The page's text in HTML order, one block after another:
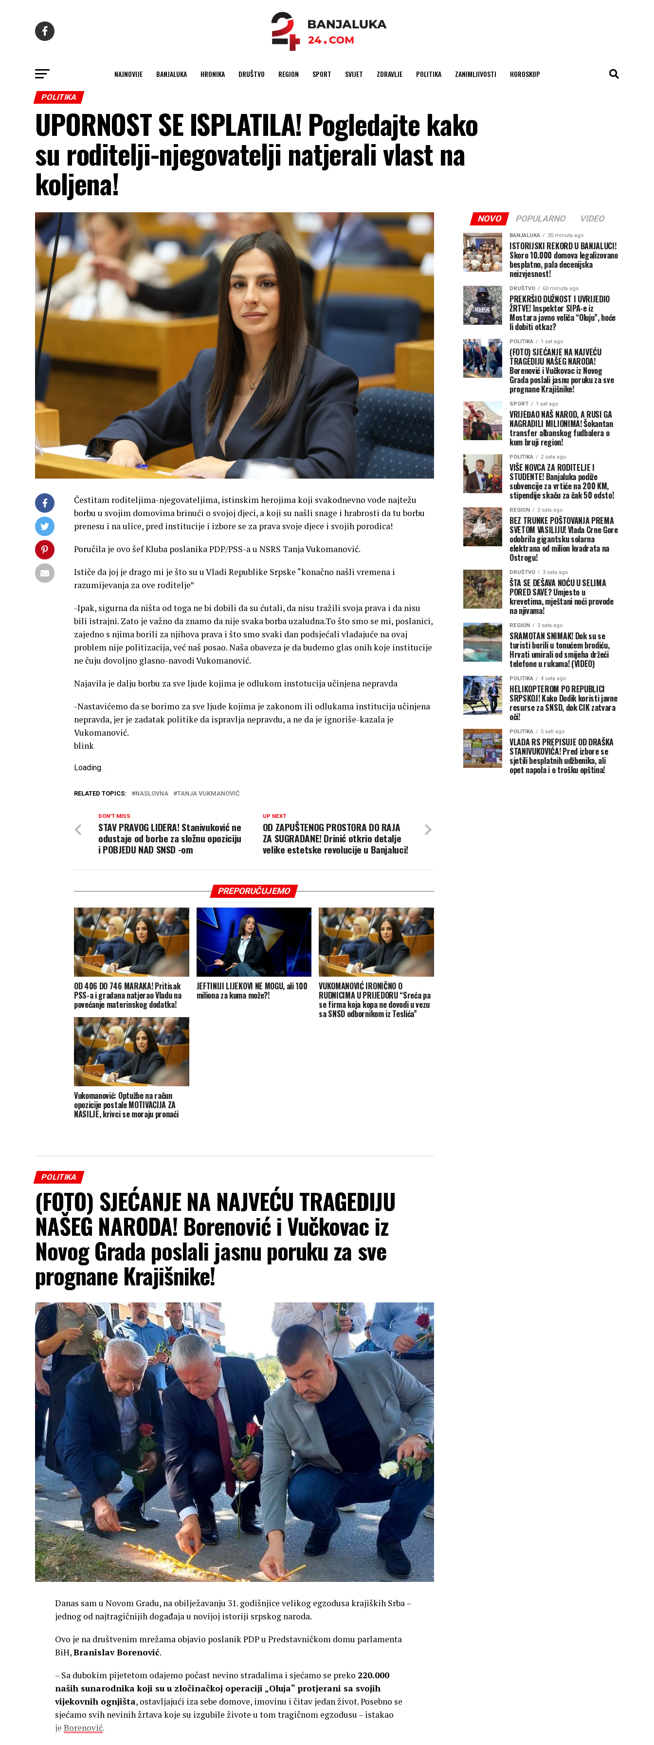
NAJNOVIJE BANJALUKA HRONIKA DRUŠTVO REGION SPORT SVIJET ZDRAVLJE POLITIKA ZANIMLJIVOSTI HOROSKOP
POLITIKA
UPORNOST SE ISPLATILA! Pogledajte kako
su roditelji-njegovatelji natjerali vlast na
koljena!
Čestitam roditeljima-njegovateljima, istinskim herojima koji svakodnevno vode najtežu
borbu u svojim domovima brinući o svojoj djeci, a koji su našli snage i hrabrosti da tu borbu
prenesu i na ulice, pred institucije i izbore se za prava svoje djece i svojih porodica!
Poručila je ovo šef Kluba poslanika PDP/PSS-a u NSRS Tanja Vukomanović.
Ističe da joj je drago mi je što su u Vladi Republike Srpske “konačno našli vremena i
razumijevanja za ove roditelje”
-Ipak, sigurna da ništa od toga ne bi dobili da su ćutali, da nisu tražili svoja prava i da nisu
bili istrajni. Zato je važno da znamo da nije svaka borba uzaludna.To što smo se mi, poslanici,
zajedno s njima borili za njihova prava i što smo svaki dan podsjećali vladajuće na ovaj
problem nije politizacija, već naš posao. Naša obaveza je da budemo glas onih koje institucije
ne čuju dovoljno glasno-navodi Vukomanović.
Najavila je dalju borbu za sve ljude kojima je odlukom instotucija učinjena nepravda
-Nastavićemo da se borimo za sve ljude kojima je zakonom ili odlukama institucija učinjena
nepravda, jer je zadatak politike da ispravlja nepravdu, a ne da je ignoriše-kazala je
Vukomanović.
blink
Loading...
RELATED TOPICS: NASLOVNA TANJA VUKMANOVIĆ
UP NEXT
OD ZAPUŠTENOG PROSTORA DO RAJA
ZA SUGRADANE! Drinić otkrio detalje
velike estetske revolucije u Banjaluci!
DON'T MISS
STAV PRAVOG LIDERA! Stanivuković ne
odustaje od borbe za složnu opoziciju
i POBJEDU NAD SNSD -om
PREPORUČUJEMO
OD 406 DO 746 MARAKA! Pritisak
PSS-a i građana natjerao Vladu na
povećanje materinskog dodatka!
JEFTINIJI LIJEKOVI NE MOGU, ali 100
miliona za kuma može?!
VUKOMANOVIĆ IRONIČNO O
RUDNICIMA U PRIJEDORU “Sreća pa
se firma koja kopa ne dovodi u vezu
sa SNSD odbornikom iz Teslića”
Vukomanović: Optužbe na račun
opozicije postale MOTIVACIJA ZA
NASILJE, krivci se moraju pronaći
POLITIKA
(FOTO) SJEĆANJE NA NAJVEĆU TRAGEDIJU
NAŠEG NARODA! Borenović i Vučkovac iz
Novog Grada poslali jasnu poruku za sve
prognane Krajišnike!
Danas sam u Novom Gradu, na obilježavanju 31. godišnjice velikog egzodusa krajiških Srba –
jednog od najtragičnijih događaja u novijoj istoriji srpskog naroda.
Ovo je na društvenim mrežama objavio poslanik PDP u Predstavničkom domu parlamenta
BiH,Branislav Borenović.
– Sa dubokim pijetetom odajemo počast nevino stradalima i sjećamo se preko 220.000
naših sunarodnika koji su u zločinačkoj operaciji „Oluja“ protjerani sa svojih
vijekovnih ognjišta, ostavljajući iza sebe domove, imovinu i čitav jedan život. Posebno se
sjećamo svih nevinih žrtava koje su izgubile živote u tom tragičnom egzodusu – istakao
je Borenović.
NOVO POPULARNO VIDEO
BANJALUKA 30 minuta ago
ISTORIJSKI REKORD U BANJALUCI!
Skoro 10.000 domova legalizovano
besplatno, pala decenijska
neizvjesnost!
DRUŠTVO 60 minuta ago
PREKRŠIO DUŽNOST I UVRIJEDIO
ŽRTVE! Inspektor SIPA-e iz
Mostara javno veliča “Oluju”, hoće
li dobiti otkaz?
POLITIKA 1 sat ago
(FOTO) SJEĆANJE NA NAJVEĆU
TRAGEDIJU NAŠEG NARODA!
Borenović i Vučkovac iz Novog
Grada poslali jasnu poruku za sve
prognane Krajišnike!
SPORT 1 sat ago
VRIJEĐAO NAŠ NAROD, A RUSI GA
NAGRADILI MILIONIMA! Šokantan
transfer albanskog fudbalera o
kom bruji region!
POLITIKA 2 sata ago
VIŠE NOVCA ZA RODITELJE I
STUDENTE! Banjaluka podiže
subvencije za vrtiće na 200 KM,
stipendije skaču za čak 50 odsto!
REGION 3 sata ago
BEZ TRUNKE POŠTOVANJA PREMA
SVETOM VASILIJU! Vlada Crne Gore
odobrila gigantsku solarna
elektrana od milion kvadrata na
Ostrogu!
DRUŠTVO 3 sata ago
ŠTA SE DEŠAVA NOĆU U SELIMA
PORED SAVE? Umjesto u
krevetima, mještani noći provode
na njivama!
REGION 3 sata ago
SRAMOTAN SNIMAK! Dok su se
turisti borili u tonućem brodiću,
Hrvati umirali od smijeha držeći
telefone u rukama! (VIDEO)
POLITIKA 4 sata ago
HELIKOPTEROM PO REPUBLICI
SRPSKOJ! Kako Dodik koristi javne
resurse za SNSD, dok CIK zatvara
oči!
POLITIKA 5 sati ago
VLADA RS PREPISUJE OD DRAŠKA
STANIVUKOVIĆA! Pred izbore se
sjetili besplatnih udžbenika, ali
opet napola i o trošku opština!